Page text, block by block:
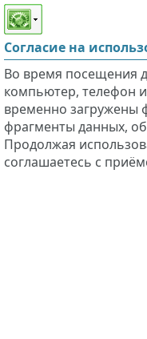
Этот сайт
слабовидящих
Согласие на
Во время посещения
компьютер, телефон
временно
фрагменты данных,
Продолжая
соглашаетесь с